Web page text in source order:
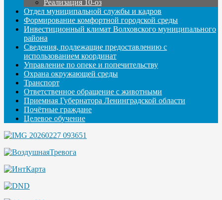
Реализация 10-оз
Отдел муниципальной службы и кадров
Формирование комфортной городской среды
Инвестиционный климат Волховского муниципального
района
Сведения, подлежащие предоставлению с
использованием координат
Управление по опеке и попечительству
Охрана окружающей среды
Транспорт
Ответственное обращение с животными
Приемная Губернатора Ленинградской области
Почётные граждане
Целевое обучение